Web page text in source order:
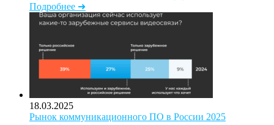
Подробнее ➜
18.03.2025
Рынок коммуникационного ПО в России 2025